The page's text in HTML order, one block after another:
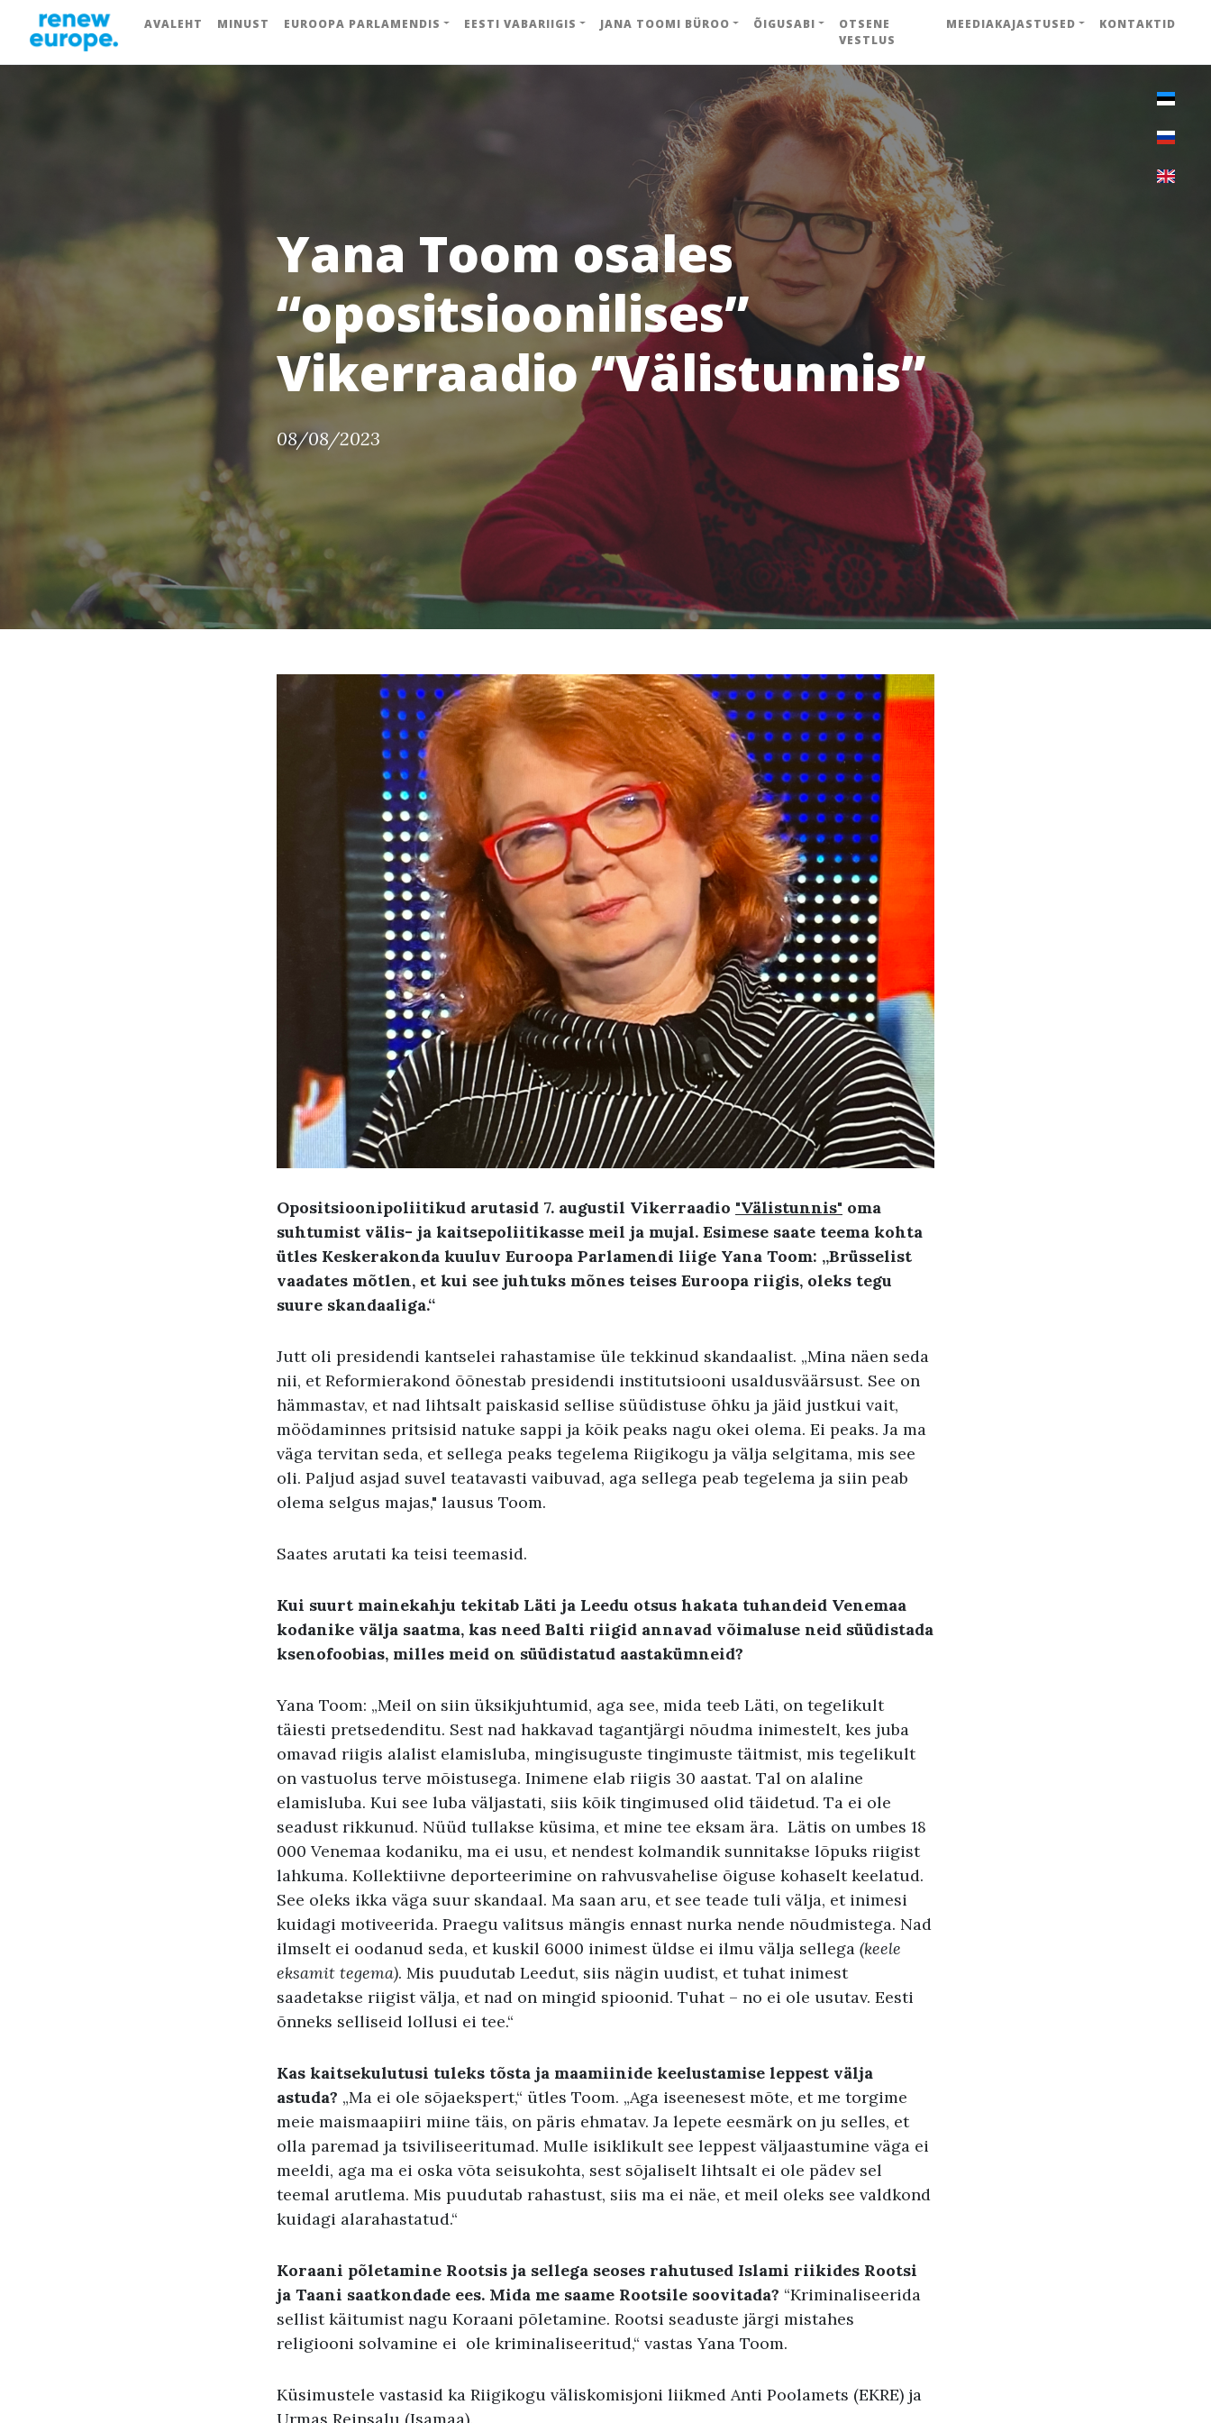
AVALEHT MINUST EUROOPA PARLAMENDIS EESTI VABARIIGIS JANA TOOMI BÜROO ÕIGUSABI
OTSENE
VESTLUS
MEEDIAKAJASTUSED KONTAKTID
Yana Toom osales
“opositsioonilises”
Vikerraadio “Välistunnis”
08/08/2023
Opositsioonipoliitikud arutasid 7. augustil Vikerraadio "Välistunnis" oma
suhtumist välis- ja kaitsepoliitikasse meil ja mujal. Esimese saate teema kohta
ütles Keskerakonda kuuluv Euroopa Parlamendi liige Yana Toom: „Brüsselist
vaadates mõtlen, et kui see juhtuks mõnes teises Euroopa riigis, oleks tegu
suure skandaaliga.“
Jutt oli presidendi kantselei rahastamise üle tekkinud skandaalist. „Mina näen seda
nii, et Reformierakond õõnestab presidendi institutsiooni usaldusväärsust. See on
hämmastav, et nad lihtsalt paiskasid sellise süüdistuse õhku ja jäid justkui vait,
möödaminnes pritsisid natuke sappi ja kõik peaks nagu okei olema. Ei peaks. Ja ma
väga tervitan seda, et sellega peaks tegelema Riigikogu ja välja selgitama, mis see
oli. Paljud asjad suvel teatavasti vaibuvad, aga sellega peab tegelema ja siin peab
olema selgus majas," lausus Toom.
Saates arutati ka teisi teemasid.
Kui suurt mainekahju tekitab Läti ja Leedu otsus hakata tuhandeid Venemaa
kodanike välja saatma, kas need Balti riigid annavad võimaluse neid süüdistada
ksenofoobias, milles meid on süüdistatud aastakümneid?
Yana Toom: „Meil on siin üksikjuhtumid, aga see, mida teeb Läti, on tegelikult
täiesti pretsedenditu. Sest nad hakkavad tagantjärgi nõudma inimestelt, kes juba
omavad riigis alalist elamisluba, mingisuguste tingimuste täitmist, mis tegelikult
on vastuolus terve mõistusega. Inimene elab riigis 30 aastat. Tal on alaline
elamisluba. Kui see luba väljastati, siis kõik tingimused olid täidetud. Ta ei ole
seadust rikkunud. Nüüd tullakse küsima, et mine tee eksam ära. Lätis on umbes 18
000 Venemaa kodaniku, ma ei usu, et nendest kolmandik sunnitakse lõpuks riigist
lahkuma. Kollektiivne deporteerimine on rahvusvahelise õiguse kohaselt keelatud.
See oleks ikka väga suur skandaal. Ma saan aru, et see teade tuli välja, et inimesi
kuidagi motiveerida. Praegu valitsus mängis ennast nurka nende nõudmistega. Nad
ilmselt ei oodanud seda, et kuskil 6000 inimest üldse ei ilmu välja sellega (keele
eksamit tegema). Mis puudutab Leedut, siis nägin uudist, et tuhat inimest
saadetakse riigist välja, et nad on mingid spioonid. Tuhat – no ei ole usutav. Eesti
õnneks selliseid lollusi ei tee.“
Kas kaitsekulutusi tuleks tõsta ja maamiinide keelustamise leppest välja
astuda? „Ma ei ole sõjaekspert,“ ütles Toom. „Aga iseenesest mõte, et me torgime
meie maismaapiiri miine täis, on päris ehmatav. Ja lepete eesmärk on ju selles, et
olla paremad ja tsiviliseeritumad. Mulle isiklikult see leppest väljaastumine väga ei
meeldi, aga ma ei oska võta seisukohta, sest sõjaliselt lihtsalt ei ole pädev sel
teemal arutlema. Mis puudutab rahastust, siis ma ei näe, et meil oleks see valdkond
kuidagi alarahastatud.“
Koraani põletamine Rootsis ja sellega seoses rahutused Islami riikides Rootsi
ja Taani saatkondade ees. Mida me saame Rootsile soovitada? “Kriminaliseerida
sellist käitumist nagu Koraani põletamine. Rootsi seaduste järgi mistahes
religiooni solvamine ei ole kriminaliseeritud,“ vastas Yana Toom.
Küsimustele vastasid ka Riigikogu väliskomisjoni liikmed Anti Poolamets (EKRE) ja
Urmas Reinsalu (Isamaa).